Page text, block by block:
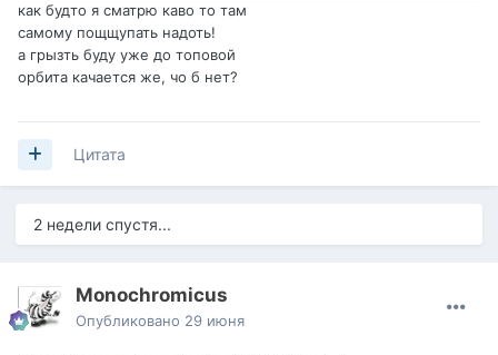
как будто я сматрю каво то там
самому пощщупать надоть!
а грызть буду уже до топовой
орбита качается же, чо б нет?
Цитата
2 недели спустя...
Monochromicus
Опубликовано 29 июня